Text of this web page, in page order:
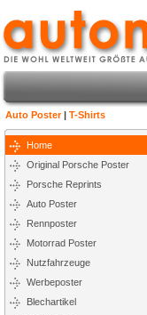
Auto Poster| T-Shirts
Home
Original Porsche Poster
Porsche Reprints
Auto Poster
Rennposter
Motorrad Poster
Nutzfahrzeuge
Werbeposter
Blechartikel